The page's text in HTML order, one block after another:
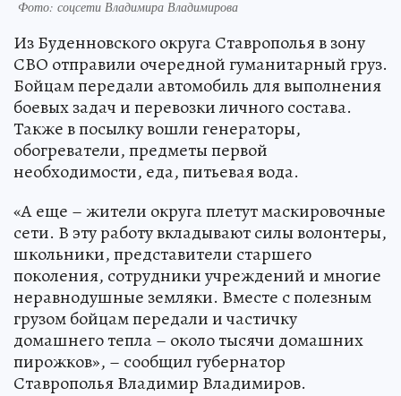
Фото: соцсети Владимира Владимирова
Из Буденновского округа Ставрополья в зону
СВО отправили очередной гуманитарный груз.
Бойцам передали автомобиль для выполнения
боевых задач и перевозки личного состава.
Также в посылку вошли генераторы,
обогреватели, предметы первой
необходимости, еда, питьевая вода.
«А еще – жители округа плетут маскировочные
сети. В эту работу вкладывают силы волонтеры,
школьники, представители старшего
поколения, сотрудники учреждений и многие
неравнодушные земляки. Вместе с полезным
грузом бойцам передали и частичку
домашнего тепла – около тысячи домашних
пирожков», – сообщил губернатор
Ставрополья Владимир Владимиров.